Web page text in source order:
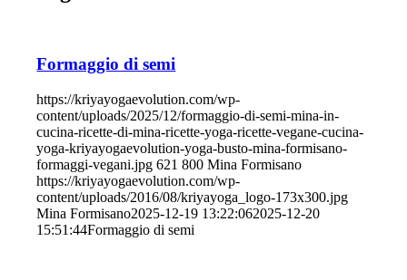
Formaggio di semi
https://kriyayogaevolution.com/wp-
content/uploads/2025/12/formaggio-di-semi-mina-in-
cucina-ricette-di-mina-ricette-yoga-ricette-vegane-cucina-
yoga-kriyayogaevolution-yoga-busto-mina-formisano-
formaggi-vegani.jpg 621 800 Mina Formisano
https://kriyayogaevolution.com/wp-
content/uploads/2016/08/kriyayoga_logo-173x300.jpg
Mina Formisano2025-12-19 13:22:062025-12-20
15:51:44Formaggio di semi